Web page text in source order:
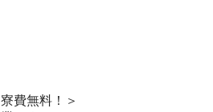
費無料！＞